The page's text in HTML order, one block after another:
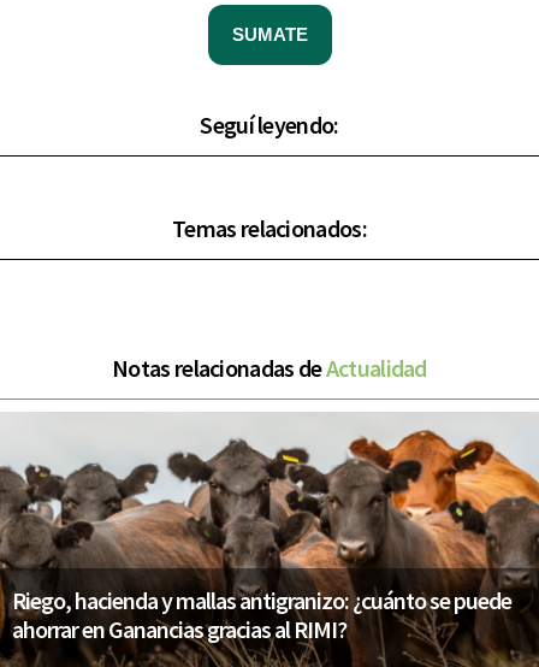
SUMATE
Seguí leyendo:
Temas relacionados:
Notas relacionadas deActualidad
Riego, hacienda y mallas antigranizo: ¿cuánto se puede
ahorrar en Ganancias gracias al RIMI?